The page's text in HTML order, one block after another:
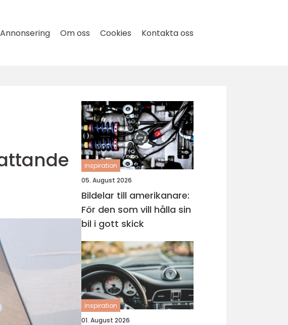
Annonsering Om oss Cookies Kontakta oss
inspiration
05. August 2026
Bildelar till amerikanare:
För den som vill hålla sin
bil i gott skick
inspiration
01. August 2026